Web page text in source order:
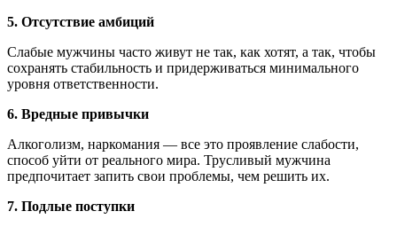
5. Отсутствие амбиций
Слабые мужчины часто живут не так, как хотят, а так, чтобы
сохранять стабильность и придерживаться минимального
уровня ответственности.
6. Вредные привычки
Алкоголизм, наркомания — все это проявление слабости,
способ уйти от реального мира. Трусливый мужчина
предпочитает запить свои проблемы, чем решить их.
7. Подлые поступки